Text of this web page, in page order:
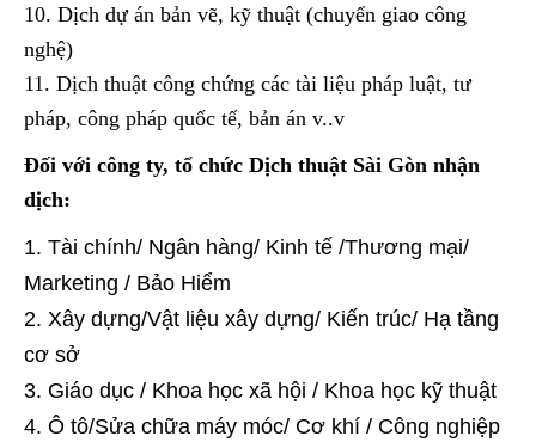
10. Dịch dự án bản vẽ, kỹ thuật (chuyển giao công
nghệ)
11. Dịch thuật công chứng các tài liệu pháp luật, tư
pháp, công pháp quốc tế, bản án v..v
Đối với công ty, tổ chức Dịch thuật Sài Gòn nhận
dịch:
Tài chính/ Ngân hàng/ Kinh tế /Thương mại/
Marketing / Bảo Hiểm
Xây dựng/Vật liệu xây dựng/ Kiến trúc/ Hạ tầng
cơ sở
Giáo dục / Khoa học xã hội / Khoa học kỹ thuật
Ô tô/Sửa chữa máy móc/ Cơ khí / Công nghiệp